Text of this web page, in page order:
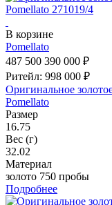
В корзине
Pomellato
487 500 390 000 ₽
Ритейл: 998 000 ₽
Оригинальное
Pomellato
Размер
16.75
Вес (г)
32.02
Материал
золото 750 пробы
Подробнее